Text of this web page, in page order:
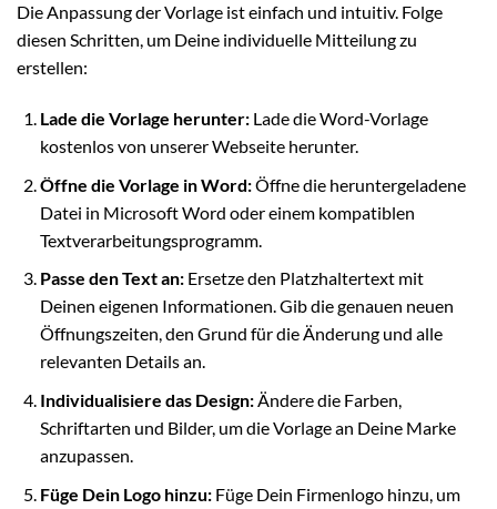
Die Anpassung der Vorlage ist einfach und intuitiv. Folge
diesen Schritten, um Deine individuelle Mitteilung zu
erstellen:
Lade die Vorlage herunter:Lade die Word-Vorlage
kostenlos von unserer Webseite herunter.
Öffne die Vorlage in Word:Öffne die heruntergeladene
Datei in Microsoft Word oder einem kompatiblen
Textverarbeitungsprogramm.
Passe den Text an:Ersetze den Platzhaltertext mit
Deinen eigenen Informationen. Gib die genauen neuen
Öffnungszeiten, den Grund für die Änderung und alle
relevanten Details an.
Individualisiere das Design:Ändere die Farben,
Schriftarten und Bilder, um die Vorlage an Deine Marke
anzupassen.
Füge Dein Logo hinzu:Füge Dein Firmenlogo hinzu, um